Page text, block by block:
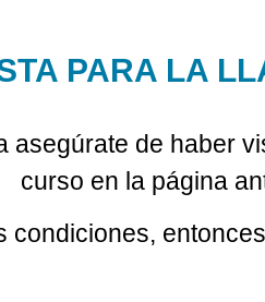
PARA LA
asegúrate de haber
curso en la página
condiciones,